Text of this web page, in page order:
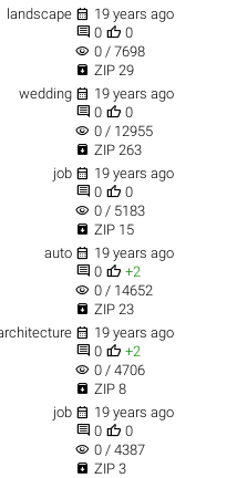
landscape  19 years ago
 0  0
visibility 0 / 7698
 ZIP 29
wedding  19 years ago
 0  0
visibility 0 / 12955
 ZIP 263
job  19 years ago
 0  0
visibility 0 / 5183
 ZIP 15
auto  19 years ago
 0  +2
visibility 0 / 14652
 ZIP 23
 19 years ago
 0  +2
visibility 0 / 4706
 ZIP 8
job  19 years ago
 0  0
visibility 0 / 4387
 ZIP 3